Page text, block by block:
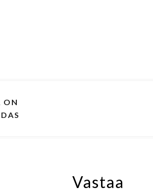
ON
Vastaa